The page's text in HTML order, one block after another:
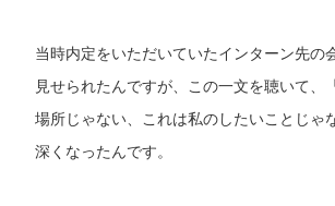
当時内定をいただいていたインターン先の
見せられたんですが、この一文を聴いて、
場所じゃない、これは私のしたいことじゃ
深くなったんです。